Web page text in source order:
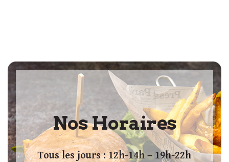
Nos Horaires
Tous les jours : 12h-14h – 19h-22h